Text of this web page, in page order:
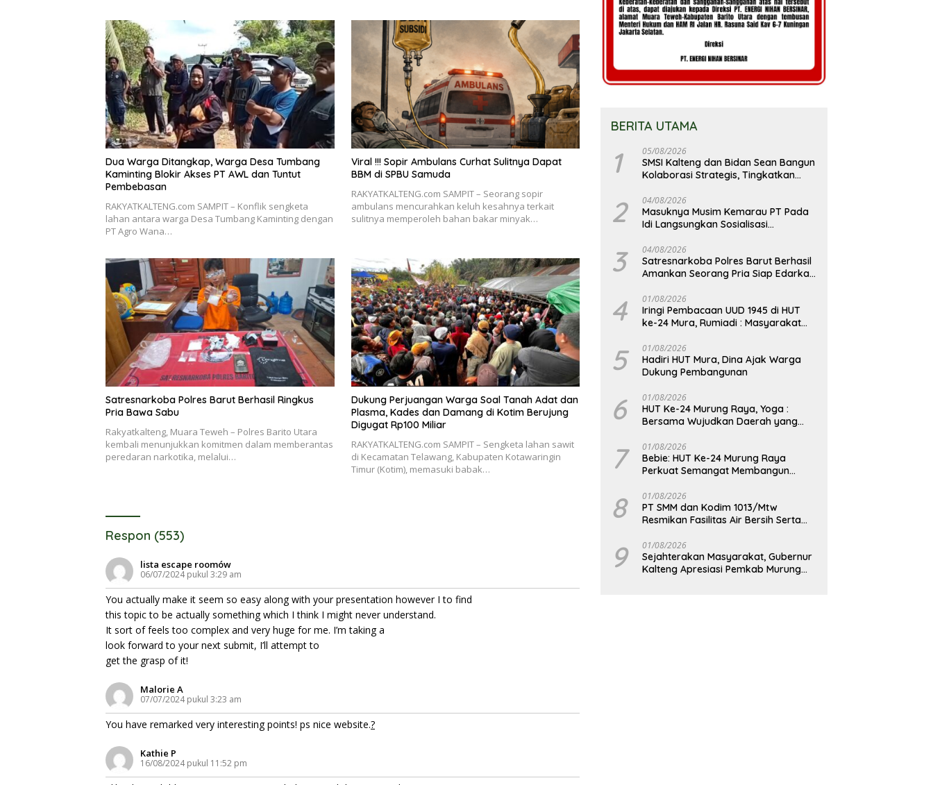
Dua Warga Ditangkap, Warga Desa Tumbang
Kaminting Blokir Akses PT AWL dan Tuntut
Pembebasan
RAKYATKALTENG.com SAMPIT – Konflik sengketa
lahan antara warga Desa Tumbang Kaminting dengan
PT Agro Wana…
Viral !!! Sopir Ambulans Curhat Sulitnya Dapat
BBM di SPBU Samuda
RAKYATKALTENG.com SAMPIT – Seorang sopir
ambulans mencurahkan keluh kesahnya terkait
sulitnya memperoleh bahan bakar minyak…
Satresnarkoba Polres Barut Berhasil Ringkus
Pria Bawa Sabu
Rakyatkalteng, Muara Teweh – Polres Barito Utara
kembali menunjukkan komitmen dalam memberantas
peredaran narkotika, melalui…
Dukung Perjuangan Warga Soal Tanah Adat dan
Plasma, Kades dan Damang di Kotim Berujung
Digugat Rp100 Miliar
RAKYATKALTENG.com SAMPIT – Sengketa lahan sawit
di Kecamatan Telawang, Kabupaten Kotawaringin
Timur (Kotim), memasuki babak…
Respon (553)
lista escape roomów
06/07/2024 pukul 3:29 am
You actually make it seem so easy along with your presentation however I to find
this topic to be actually something which I think I might never understand.
It sort of feels too complex and very huge for me. I’m taking a
look forward to your next submit, I’ll attempt to
get the grasp of it!
Malorie A
07/07/2024 pukul 3:23 am
You have remarked very interesting points! ps nice website.?
Kathie P
16/08/2024 pukul 11:52 pm
BERITA UTAMA
1 05/08/2026
SMSI Kalteng dan Bidan Sean Bangun
Kolaborasi Strategis, Tingkatkan
2 04/08/2026
Masuknya Musim Kemarau PT Pada
Idi Langsungkan Sosialisasi
3 04/08/2026
Satresnarkoba Polres Barut Berhasil
Amankan Seorang Pria Siap Edarkan
Gram
4 01/08/2026
Iringi Pembacaan UUD 1945 di HUT
ke-24 Mura, Rumiadi : Masyarakat
yang Lebih Besar
5 01/08/2026
Hadiri HUT Mura, Dina Ajak Warga
Dukung Pembangunan
6 01/08/2026
HUT Ke-24 Murung Raya, Yoga :
Bersama Wujudkan Daerah yang
7 01/08/2026
Bebie: HUT Ke-24 Murung Raya
Perkuat Semangat Membangun
8 01/08/2026
PT SMM dan Kodim 1013/Mtw
Resmikan Fasilitas Air Bersih Serta
Masyarakat
9 01/08/2026
Sejahterakan Masyarakat, Gubernur
Kalteng Apresiasi Pemkab Murung